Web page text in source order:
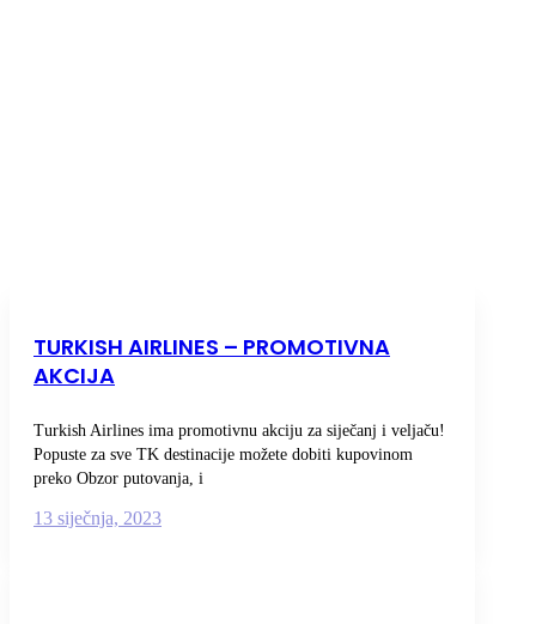
online
Tag
POSTS
TURKISH AIRLINES – PROMOTIVNA
AKCIJA
Turkish Airlines ima promotivnu akciju za siječanj i veljaču!
Popuste za sve TK destinacije možete dobiti kupovinom
preko Obzor putovanja, i
13 siječnja, 2023